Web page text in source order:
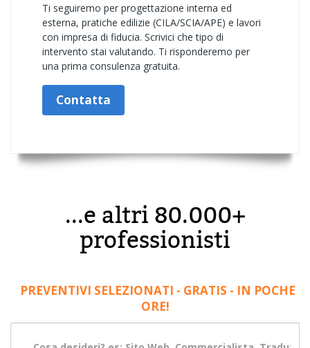
Ti seguiremo per progettazione interna ed
esterna, pratiche edilizie (CILA/SCIA/APE) e lavori
con impresa di fiducia. Scrivici che tipo di
intervento stai valutando. Ti risponderemo per
una prima consulenza gratuita.
Contatta
...e altri 80.000+
professionisti
PREVENTIVI SELEZIONATI - GRATIS - IN POCHE
ORE!